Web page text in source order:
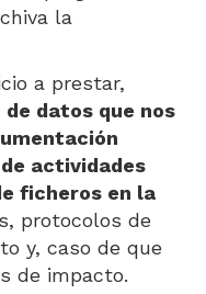
la
a prestar,
datos que nos
actividades
ficheros en la
protocolos de
y, caso de que
de impacto.